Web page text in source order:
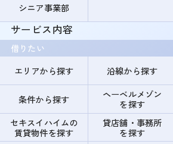
シニア事業部
サービス内容
借りたい
エリアから探す
沿線から探す
条件から探す
ヘーベルメゾン
を探す
セキスイハイムの
賃貸物件を探す
貸店舗・事務所
を探す